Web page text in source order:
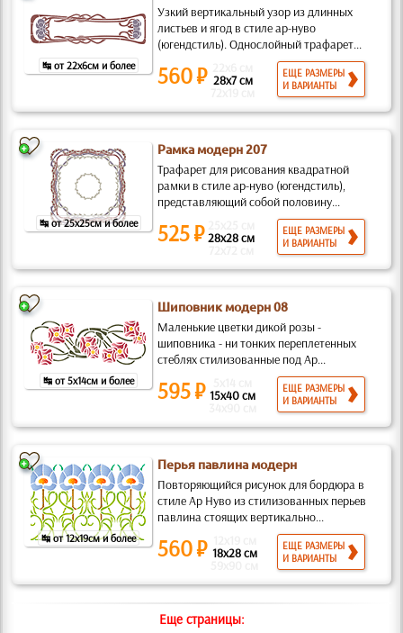
↹ от 22x6см и более
Узкий вертикальный узор из длинных
листьев и ягод в стиле ар-нуво
(югендстиль). Однослойный трафарет...
560 ₽ 28x7 см
ЕЩЕ РАЗМЕРЫ
И ВАРИАНТЫ
↹ от 25x25см и более
Рамка модерн 207
Трафарет для рисования квадратной
рамки в стиле ар-нуво (югендстиль),
представляющий собой половину...
525 ₽28x28 см
ЕЩЕ РАЗМЕРЫ
И ВАРИАНТЫ
↹ от 5x14см и более
Шиповник модерн 08
Маленькие цветки дикой розы -
шиповника - ни тонких переплетенных
стеблях стилизованные под Ар...
595 ₽ 15x40 см
ЕЩЕ РАЗМЕРЫ
И ВАРИАНТЫ
↹ от 12x19см и более
Перья павлина модерн
Повторяющийся рисунок для бордюра в
стиле Ар Нуво из стилизованных перьев
павлина стоящих вертикально...
560 ₽ 18x28 см
ЕЩЕ РАЗМЕРЫ
И ВАРИАНТЫ
Еще страницы: